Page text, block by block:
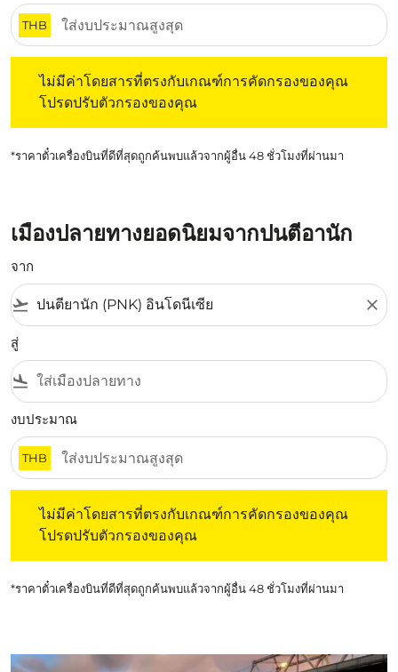
THB
ไม่มีค่าโดยสารที่ตรงกับเกณฑ์การคัดกรองของคุณ
โปรดปรับตัวกรองของคุณ
*ราคาตั๋วเครื่องบินที่ดีที่สุดถูกค้นพบแล้วจากผู้อื่น 48 ชั่วโมงที่ผ่านมา
เมืองปลายทางยอดนิยมจากปนตีอานัก
จาก
flight_takeoff close
สู่
flight_land
งบประมาณ
THB
ไม่มีค่าโดยสารที่ตรงกับเกณฑ์การคัดกรองของคุณ
โปรดปรับตัวกรองของคุณ
*ราคาตั๋วเครื่องบินที่ดีที่สุดถูกค้นพบแล้วจากผู้อื่น 48 ชั่วโมงที่ผ่านมา